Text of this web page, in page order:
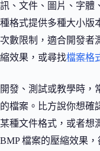
訊、文件、圖片、字體
種格式提供多種大小版
次數限制，適合開發者
縮效果，或尋找檔案格
開發、測試或教學時，
的檔案。比方說你想確
某種文件格式，或者想
BMP 檔案的壓縮效果